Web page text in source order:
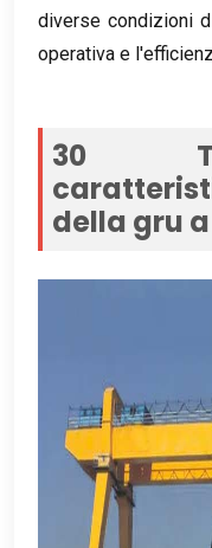
diverse condizioni
operativa e
30
della gru